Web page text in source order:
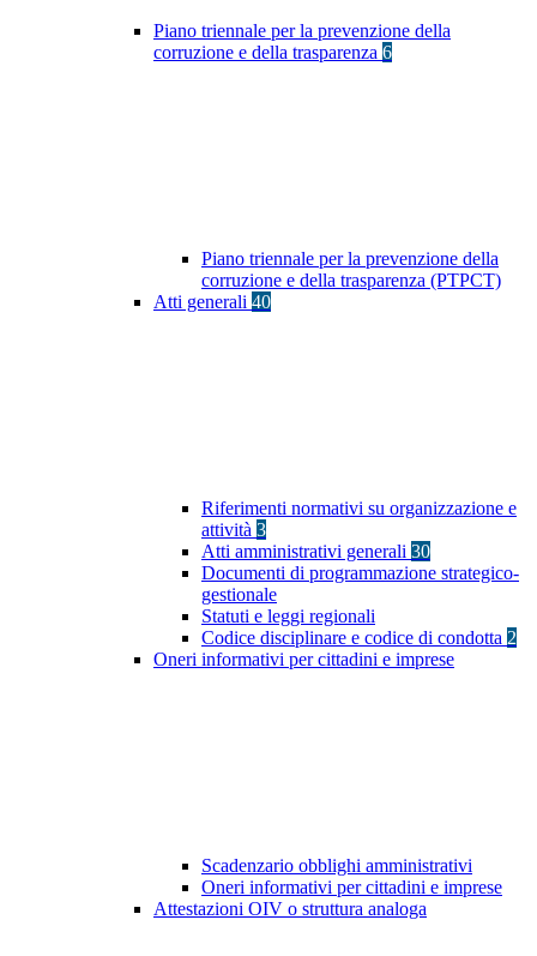
Piano triennale per la prevenzione della
corruzione e della trasparenza 6
Piano triennale per la prevenzione della
corruzione e della trasparenza (PTPCT)
Atti generali 40
Riferimenti normativi su organizzazione e
attività 3
Atti amministrativi generali 30
Documenti di programmazione strategico-
gestionale
Statuti e leggi regionali
Codice disciplinare e codice di condotta 2
Oneri informativi per cittadini e imprese
Scadenzario obblighi amministrativi
Oneri informativi per cittadini e imprese
Attestazioni OIV o struttura analoga